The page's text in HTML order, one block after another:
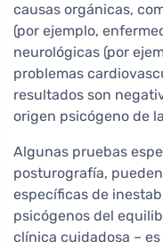
causas orgánicas,
(por ejemplo,
neurológicas (por
problemas
resultados son
origen psicógeno de
Algunas pruebas
posturografía,
específicas de
psicógenos del
clínica cuidadosa –